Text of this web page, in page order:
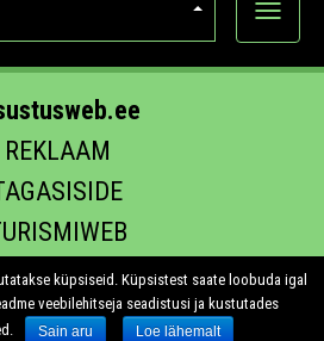
Ava
REKLAAM
EHITUS.EE
küpsiseid. Küpsistest saate loobuda igal
veebilehitseja seadistusi ja kustutades
Sain aru Loe lähemalt